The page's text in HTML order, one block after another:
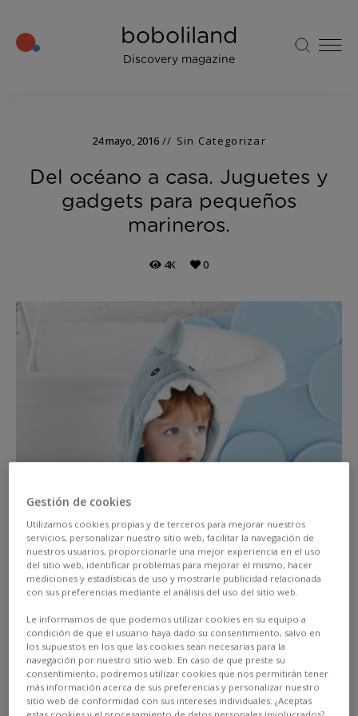
boboliland
Discovery magazine
24 mayo, 2016 Sin Categorizar
Del océano a casa. Juguetes y
gadgets para pequeños
marineros.
4K 0
El olor a mar, un helado derritiéndose en nuestras
manos o la brisa despeinándonos. Hay sensaciones
veraniegas que son únicas. Y mientras las esperamos,
Gestión de cookies
Utilizamos cookies propias y de terceros para mejorar nuestros
servicios, personalizar nuestro sitio web, facilitar la navegación de
nuestros usuarios, proporcionarle una mejor experiencia en el uso
del sitio web, identificar problemas para mejorar el mismo, hacer
mediciones y estadísticas de uso y mostrarle publicidad relacionada
con sus preferencias mediante el análisis del uso del sitio web.
Le informamos de que podemos utilizar cookies en su equipo a
condición de que el usuario haya dado su consentimiento, salvo en
los supuestos en los que las cookies sean necesarias para la
navegación por nuestro sitio web. En caso de que preste su
consentimiento, podremos utilizar cookies que nos permitirán tener
más información acerca de sus preferencias y personalizar nuestro
sitio web de conformidad con sus intereses individuales. ¿Aceptas